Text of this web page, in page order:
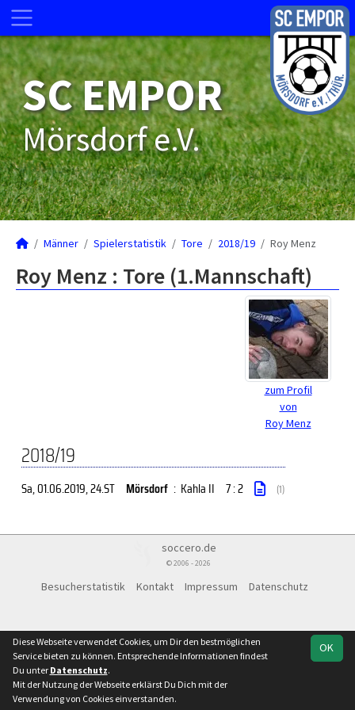
SC EMPOR
Mörsdorf e.V.
Männer Spielerstatistik Tore 2018/19 Roy Menz
Roy Menz : Tore (1.Mannschaft)
zum Profil
von
Roy Menz
2018/19
Sa, 01.06.2019, 24.ST Mörsdorf : Kahla II 7 : 2 (1)
soccero.de
© 2006 - 2026
Besucherstatistik Kontakt Impressum Datenschutz
OK
Diese Webseite verwendet Cookies, um Dir den bestmöglichen
Service bieten zu können. Entsprechende Informationen findest
Du unter Datenschutz.
Mit der Nutzung der Webseite erklärst Du Dich mit der
Verwendung von Cookies einverstanden.